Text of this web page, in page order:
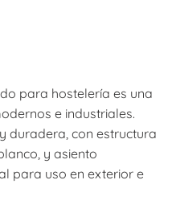
para hostelería es una
e industriales.
duradera, con estructura
y asiento
para uso en exterior e